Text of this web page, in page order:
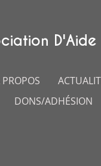
PROPOS
DONS/ADHÉSION